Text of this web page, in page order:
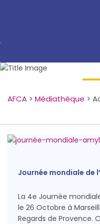
AFCA > Médiathèque >
Journée mondiale de
La 4e Journée
le 26 Octobre à
Regards de Provence.